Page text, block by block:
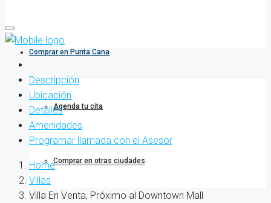
Comprar en Punta Cana
Agenda tu cita
Comprar en otras ciudades
Descripción
Ubicación
Detalles
Amenidades
Programar llamada con el Asesor
Home
Villas
Villa En Venta, Próximo al Downtown Mall